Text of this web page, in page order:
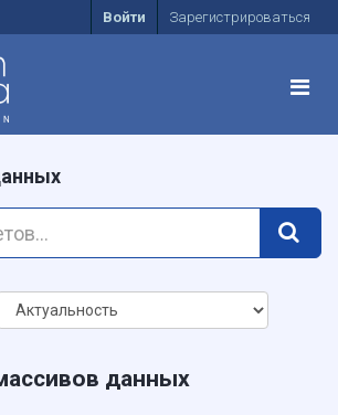
Войти Зарегистрироваться
данных